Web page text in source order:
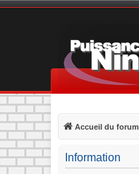
Accueil du forum
Information